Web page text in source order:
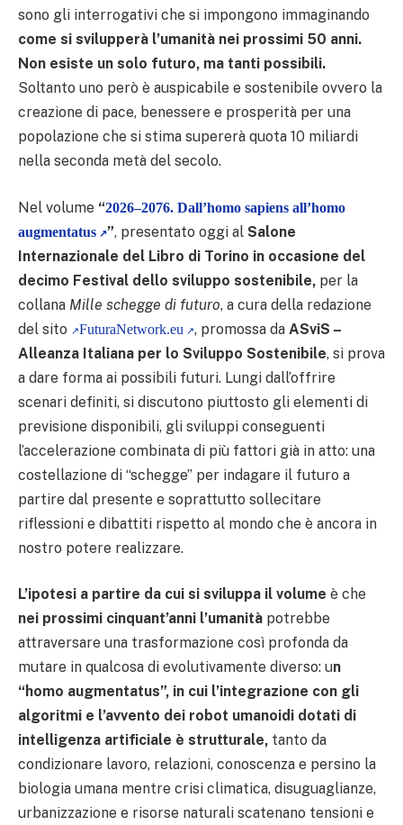
sono gli interrogativi che si impongono immaginando
come si svilupperà l’umanità nei prossimi 50 anni.
Non esiste un solo futuro, ma tanti possibili.
Soltanto uno però è auspicabile e sostenibile ovvero la
creazione di pace, benessere e prosperità per una
popolazione che si stima supererà quota 10 miliardi
nella seconda metà del secolo.
Nel volume “2026–2076. Dall’homo sapiens all’homo
augmentatus
”, presentato oggi al Salone
Internazionale del Libro di Torino in occasione del
decimo Festival dello sviluppo sostenibile, per la
collana Mille schegge di futuro, a cura della redazione
del sito
FuturaNetwork.eu , promossa da ASviS –
Alleanza Italiana per lo Sviluppo Sostenibile, si prova
a dare forma ai possibili futuri. Lungi dall’offrire
scenari definiti, si discutono piuttosto gli elementi di
previsione disponibili, gli sviluppi conseguenti
l’accelerazione combinata di più fattori già in atto: una
costellazione di “schegge” per indagare il futuro a
partire dal presente e soprattutto sollecitare
riflessioni e dibattiti rispetto al mondo che è ancora in
nostro potere realizzare.
L’ipotesi a partire da cui si sviluppa il volume è che
nei prossimi cinquant’anni l’umanità potrebbe
attraversare una trasformazione così profonda da
mutare in qualcosa di evolutivamente diverso: un
“homo augmentatus”, in cui l’integrazione con gli
algoritmi e l’avvento dei robot umanoidi dotati di
intelligenza artificiale è strutturale, tanto da
condizionare lavoro, relazioni, conoscenza e persino la
biologia umana mentre crisi climatica, disuguaglianze,
urbanizzazione e risorse naturali scatenano tensioni e